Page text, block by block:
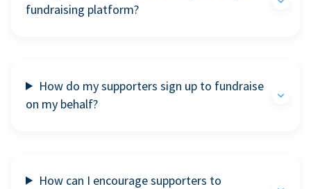
fundraising platform?
How do my supporters sign up to fundraise
on my behalf?
How can I encourage supporters to